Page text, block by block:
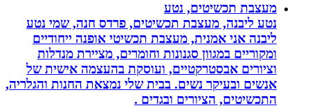
מעצבת תכשיטים, נטע
נטע ליבנה, מעצבת תכשיטים, פרדס חנה, שמי נטע
ליבנה אני אמנית, מעצבת תכשיטי אופנה ייחודיים
ומקוריים במגוון סגנונות וחומרים, מציירת מנדלות
וציורים אבסטרקטיים, ועוסקת בהעצמה אישית של
אנשים ובעיקר נשים. בבית שלי נמצאת החנות והגלריה,
התכשיטים, הציורים ובגדים .